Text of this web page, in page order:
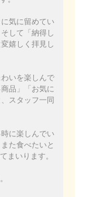
気に留めてい
して「納得し
嬉しく拝見し
いを楽しんで
品」「お気に
スタッフ一同
に楽しんでい
た食べたいと
まいります。